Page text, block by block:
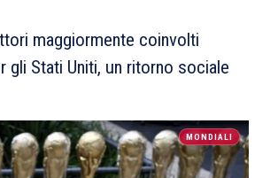
maggiormente coinvolti
Stati Uniti, un ritorno sociale
MONDIALI